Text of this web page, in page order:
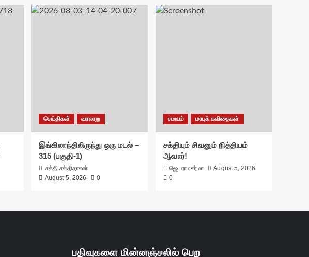
செய்திகள் வரலாறு
இங்கிலாந்திலிருந்து ஒரு மடல் –
315 (பகுதி-1)
சக்தி சக்திதாசன்
August 5, 2026
0
சமயம் மரபுக் கவிதைகள்
சக்தியும் சிவனும் நித்தியம்
ஆவார்!
ஜெயராமசர்மா
August 5, 2026
0
பதிவுகளை மின்னஞ்சலில் பெற